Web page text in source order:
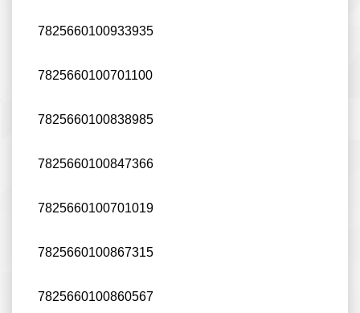
7825660100933935
7825660100701100
7825660100838985
7825660100847366
7825660100701019
7825660100867315
7825660100860567